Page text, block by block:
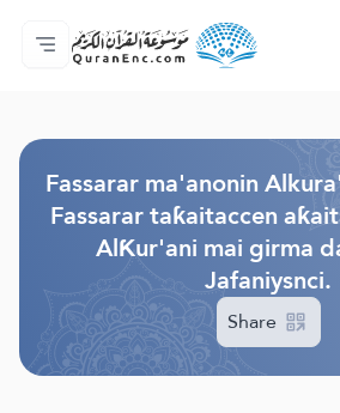
Gida
Jerin ginshikan taken
Audio
Ayyukan masu
Dangane da wannan aikin
Ka tuntube mu
Harshe
Fassarar ma'anonin
Fassarar taƙaitaccen
AlƘur'ani mai girma
Jafaniysnci.
Share